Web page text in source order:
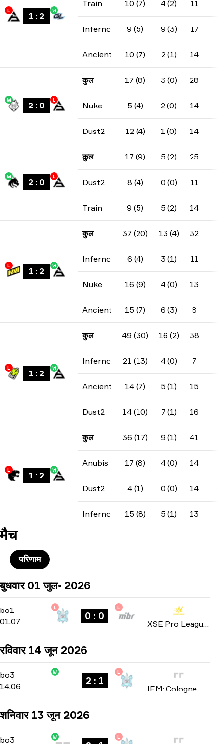
L
1 : 2
W
Train 10 (7) 4 (2) 11
Inferno 9 (5) 9 (3) 17
Ancient 10 (7) 2 (1) 14
W
2: 0
L
कुल 17 (8) 3 (0) 28
Nuke 5 (4) 2 (0) 14
Dust2 12 (4) 1 (0) 14
W
2: 0
L
कुल 17 (9) 5 (2) 25
Dust2 8 (4) 0 (0) 11
Train 9 (5) 5 (2) 14
L
1 : 2
W
कुल 37 (20) 13 (4) 32
Inferno 6 (4) 3 (1) 11
Nuke 16 (9) 4 (0) 13
Ancient 15 (7) 6 (3) 8
L
1 : 2
W
कुल 49 (30) 16 (2) 38
Inferno 21 (13) 4 (0) 7
Ancient 14 (7) 5 (1) 15
Dust2 14 (10) 7 (1) 16
L
1 : 2
W
कुल 36 (17) 9 (1) 41
Anubis 17 (8) 4 (0) 14
Dust2 4 (1) 0 (0) 14
Inferno 15 (8) 5 (1) 13
मैच
परिणाम
बुधवार 01 जुल॰ 2026
bo1 Group Stage-bo1
01.07
L
0 : 0
L
XSE Pro League 2026
रविवार 14 जून 2026
bo3
bo3
14.06
W
2 : 1
L
IEM: Cologne Major 2026
शनिवार 13 जून 2026
bo3
bo3
W L